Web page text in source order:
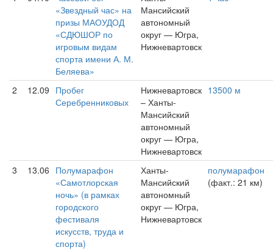
«Звездный час» на
призы МАОУДОД
«СДЮШОР по
игровым видам
спорта имени А. М.
Беляева»
Мансийский
автономный
округ — Югра,
Нижневартовск
2 12.09 Пробег
Серебренниковых
Нижневартовск
– Ханты-
Мансийский
автономный
округ — Югра,
Нижневартовск
13500 м
3 13.06 Полумарафон
«Самотлорская
ночь» (в рамках
городского
фестиваля
искусств, труда и
спорта)
Ханты-
Мансийский
автономный
округ — Югра,
Нижневартовск
полумарафон
(факт.: 21 км)